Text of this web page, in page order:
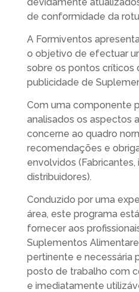
de conformidade da
A Formiventos
o objetivo de efectuar
sobre os pontos críticos
publicidade de
Com uma componente
analisados os aspectos
concerne ao quadro
recomendações e
envolvidos (Fabricantes,
distribuidores).
Conduzido por uma
área, este programa
fornecer aos
Suplementos
pertinente e necessária
posto de trabalho com
e imediatamente